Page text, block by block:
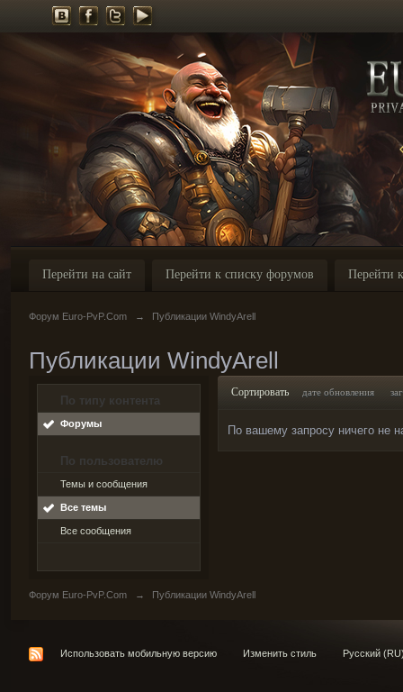
Перейти на сайт Перейти к списку форумов Перейти
Форум Euro-PvP.Com → Публикации WindyArell
Публикации WindyArell
По типу контента
Форумы
По пользователю
Темы и сообщения
Все темы
Все сообщения
Сортировать дате обновления
По вашему запросу ничего не
Форум Euro-PvP.Com → Публикации WindyArell
Использовать мобильную версию Изменить стиль Русский